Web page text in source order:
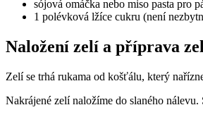
sójová omáčka nebo miso pasta pro
1 polévková lžíce cukru (není
Naložení zelí a příprava
Zelí se trhá rukama od košťálu, který
Nakrájené zelí naložíme do slaného